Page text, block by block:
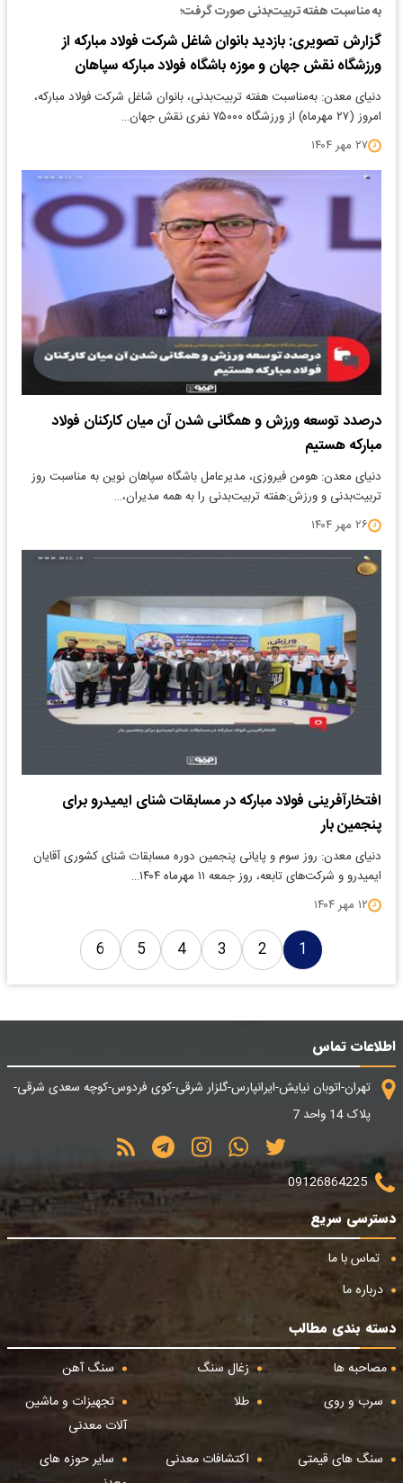
به مناسبت هفته تربیت‌بدنی صورت گرفت؛
گزارش تصویری: بازدید بانوان شاغل شرکت فولاد مبارکه از
ورزشگاه نقش جهان و موزه باشگاه فولاد مبارکه سپاهان
دنیای معدن: به‌مناسبت هفته تربیت‌بدنی، بانوان شاغل شرکت فولاد مبارکه،
امروز (۲۷ مهرماه) از ورزشگاه ۷۵۰۰۰ نفری نقش جهان…
۲۷ مهر ۱۴۰۴
درصدد توسعه ورزش و همگانی شدن آن میان کارکنان فولاد
مبارکه هستیم
دنیای معدن: هومن فیروزی، مدیرعامل باشگاه سپاهان نوین به مناسبت روز
تربیت‌بدنی و ورزش:هفته تربیت‌بدنی را به همه مدیران،…
۲۶ مهر ۱۴۰۴
افتخارآفرینی فولاد مبارکه در مسابقات شنای ایمیدرو برای
پنجمین بار
دنیای معدن: روز سوم و پایانی پنجمین دوره مسابقات شنای کشوری آقایان
ایمیدرو و شرکت‌های تابعه، روز جمعه ۱۱ مهرماه ۱۴۰۴…
۱۲ مهر ۱۴۰۴
1
2
3
4
5
6
اطلاعات تماس
تهران-اتوبان نیایش-ایرانپارس-گلزار شرقی-کوی فردوس-کوچه سعدی شرقی-
پلاک 14 واحد 7
09126864225
دسترسی سریع
تماس با ما
درباره ما
دسته بندی مطالب
مصاحبه ها
زغال سنگ
سنگ آهن
سرب و روی
طلا
تجهیزات و ماشین
آلات معدنی
سنگ های قیمتی
اکتشافات معدنی
سایر حوزه های